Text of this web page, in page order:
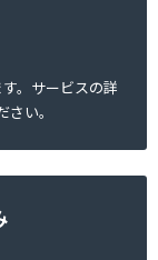
。サービスの詳
い。